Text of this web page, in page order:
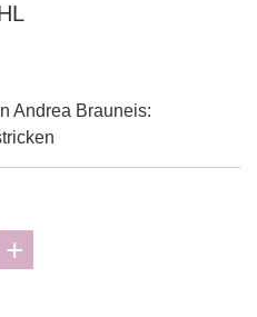
Andrea Brauneis: